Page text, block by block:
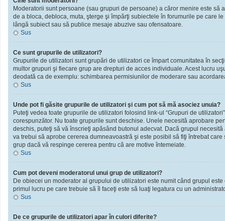
Moderatorii sunt persoane (sau grupuri de persoane) a căror menire este
de a bloca, debloca, muta, şterge şi împărţi subiectele în forumurile pe care
lângă subiect sau să publice mesaje abuzive sau ofensatoare.
Sus
Ce sunt grupurile de utilizatori?
Grupurile de utilizatori sunt grupări de utilizatori ce împart comunitatea în
multor grupuri şi fiecare grup are drepturi de acces individuale. Acest lucru
deodată ca de exemplu: schimbarea permisiunilor de moderare sau
Sus
Unde pot fi găsite grupurile de utilizatori şi cum pot să mă asociez unuia?
Puteţi vedea toate grupurile de utilizatori folosind link-ul “Grupuri de
corespunzător. Nu toate grupurile sunt deschise. Unele necesită aprobare
deschis, puteţi să vă înscrieţi apăsând butonul adecvat. Dacă grupul
va trebui să aprobe cererea dumneavoastră şi este posibil să fiţi întrebat
grup dacă vă respinge cererea pentru că are motive întemeiate.
Sus
Cum pot deveni moderatorul unui grup de utilizatori?
De obiecei un moderator al grupului de utilizatori este numit când grupul
primul lucru pe care trebuie să îl faceţi este să luaţi legatura cu un
Sus
De ce grupurile de utilizatori apar în culori diferite?